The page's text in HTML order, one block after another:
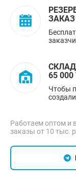
65
Чтобы
Работаем оптом и
заказы от 10 тыс.